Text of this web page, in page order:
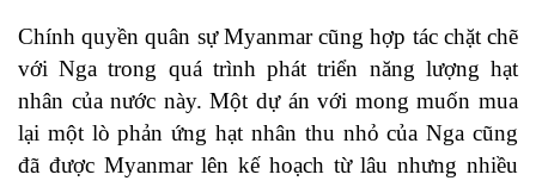
Chính quyền quân sự Myanmar cũng hợp tác chặt chẽ
với Nga trong quá trình phát triển năng lượng hạt
nhân của nước này. Một dự án với mong muốn mua
lại một lò phản ứng hạt nhân thu nhỏ của Nga cũng
đã được Myanmar lên kế hoạch từ lâu nhưng nhiều